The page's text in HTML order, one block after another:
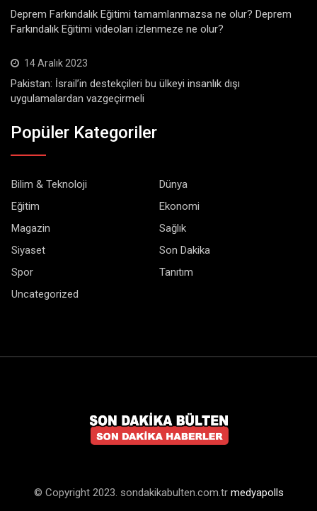
Deprem Farkındalık Eğitimi tamamlanmazsa ne olur? Deprem
Farkındalık Eğitimi videoları izlenmeze ne olur?
14 Aralık 2023
Pakistan: İsrail’in destekçileri bu ülkeyi insanlık dışı
uygulamalardan vazgeçirmeli
Popüler Kategoriler
Bilim & Teknoloji
Dünya
Eğitim
Ekonomi
Magazin
Sağlık
Siyaset
Son Dakika
Spor
Tanıtım
Uncategorized
© Copyright 2023. sondakikabulten.com.tr medyapolls